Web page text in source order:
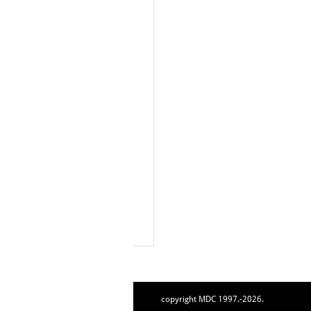
copyright MDC 1997.-2026.